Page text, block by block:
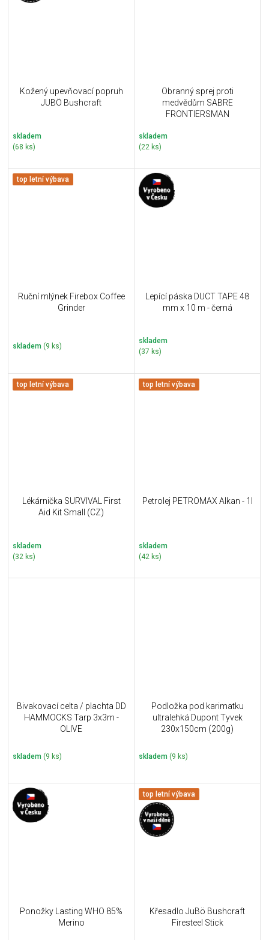
Kožený upevňovací popruh
JUBÖ Bushcraft
skladem
(68 ks)
Obranný sprej proti
medvědům SABRE
FRONTIERSMAN
skladem
(22 ks)
top letní výbava
Ruční mlýnek Firebox Coffee
Grinder
skladem (9 ks)
Lepící páska DUCT TAPE 48
mm x 10 m - černá
skladem
(37 ks)
top letní výbava
Lékárnička SURVIVAL First
Aid Kit Small (CZ)
skladem
(32 ks)
top letní výbava
Petrolej PETROMAX Alkan - 1l
skladem
(42 ks)
Bivakovací celta / plachta DD
HAMMOCKS Tarp 3x3m -
OLIVE
skladem (9 ks)
Podložka pod karimatku
ultralehká Dupont Tyvek
230x150cm (200g)
skladem (9 ks)
Ponožky Lasting WHO 85%
Merino
top letní výbava
Křesadlo JuBö Bushcraft
Firesteel Stick